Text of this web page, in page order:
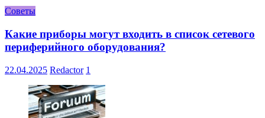
Советы
Какие приборы могут входить в список сетевого
периферийного оборудования?
22.04.2025 Redactor 1